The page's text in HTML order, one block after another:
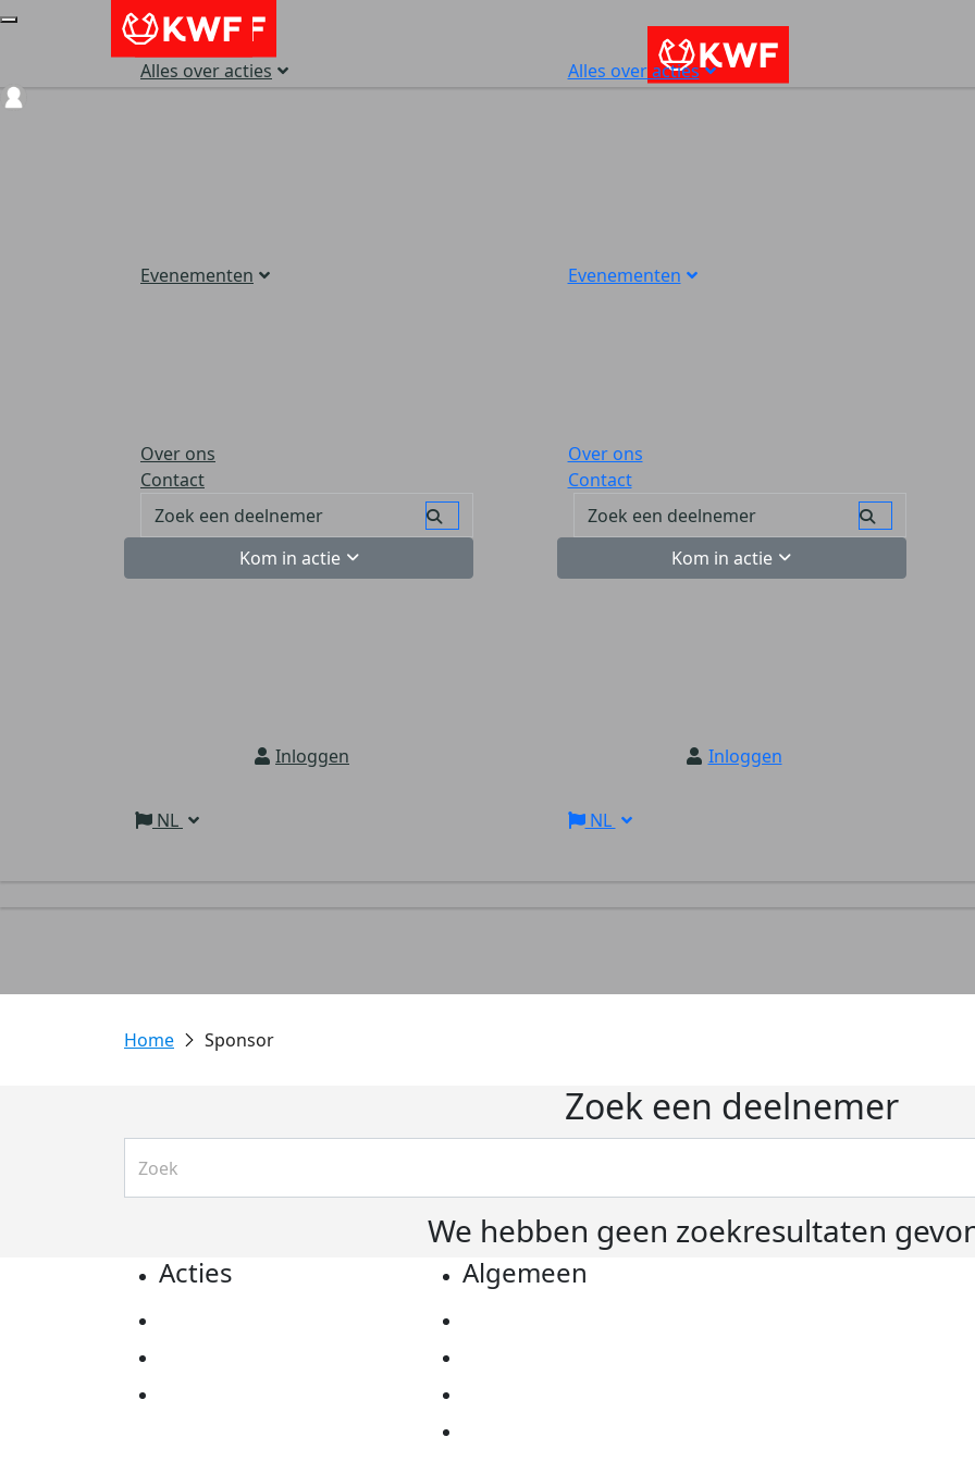
Alles over acties
Evenementen
Over ons
Contact
Kom in actie
Inloggen
NL
Alles over acties
Evenementen
Over ons
Contact
Kom in actie
Inloggen
NL
Sponsor
Zoek een deelnemer
We hebben geen zoekresultaten
Acties Algemeen